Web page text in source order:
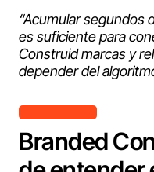
“Acumular segundos
es suficiente para
Construid marcas y
depender del
Branded